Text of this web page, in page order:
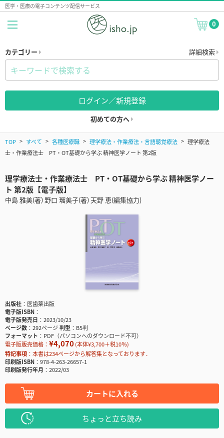
医学・医療の電子コンテンツ配信サービス
0
カテゴリー 詳細検索
ログイン／新規登録
初めての方へ
TOP すべて 各種医療職 理学療法・作業療法・言語聴覚療法
理学療法
士・作業療法士 PT・OT基礎から学ぶ 精神医学ノート 第2版
理学療法士・作業療法士 PT・OT基礎から学ぶ 精神医学ノー
ト 第2版【電子版】
中島 雅美(著) 野口 瑠美子(著) 天野 恵(編集協力)
出版社
医歯薬出版
電子版ISBN
電子版発売日
2023/10/23
ページ数
292ページ判型
B5判
フォーマット
PDF（パソコンへのダウンロード不可）
電子版販売価格： ¥4,070(本体¥3,700＋税10％)
特記事項
本書は234ページから解答集となっております．
印刷版ISBN
978-4-263-26657-1
印刷版発行年月
2022/03
カートに入れる
ちょっと立ち読み